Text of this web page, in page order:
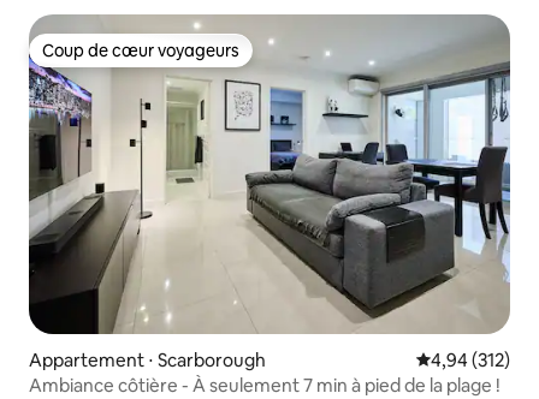
Coup de cœur voyageurs
Coup de cœur voyageurs
Appartement ⋅ Scarborough Évaluation
4,94 (312)
Ambiance côtière - À seulement 7 min à pied de la plage !